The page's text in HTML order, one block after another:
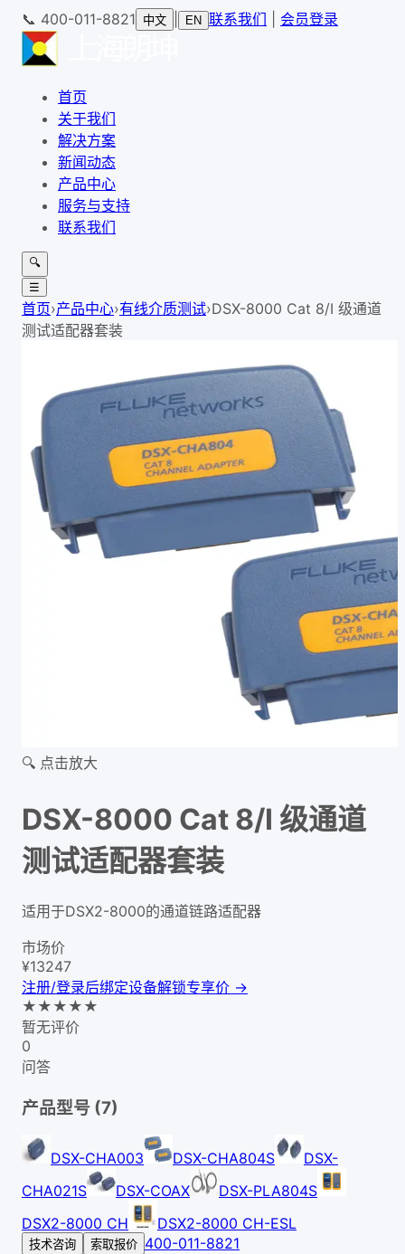
📞 400-011-8821 中文 EN 联系我们 会员登录
首页
关于我们
解决方案
新闻动态
产品中心
服务与支持
联系我们
🔍
☰
首页›产品中心›有线介质测试›DSX-8000 Cat 8/I 级通道
测试适配器套装
🔍 点击放大
DSX-8000 Cat 8/I 级通道
测试适配器套装
适用于DSX2-8000的通道链路适配器
市场价
¥13247
注册/登录后绑定设备解锁专享价 →
★ ★ ★ ★ ★
暂无评价
0
问答
产品型号 (7)
DSX-CHA003 DSX-CHA804S
DSX-
CHA021S
DSX-COAX
DSX-PLA804S
DSX2-8000 CH
DSX2-8000 CH-ESL
技术咨询 索取报价 400-011-8821